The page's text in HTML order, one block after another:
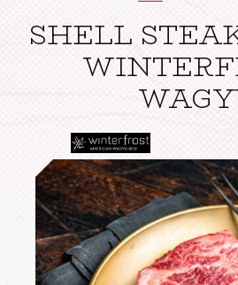
SHELL